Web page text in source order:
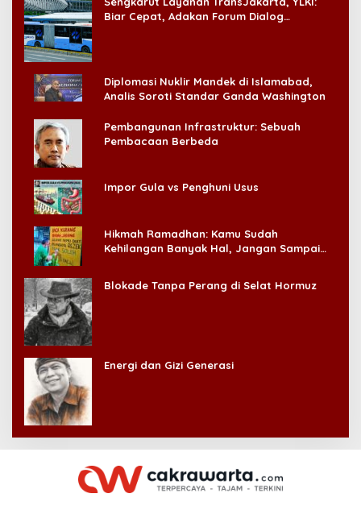
Biar Cepat, Adakan Forum Dialog
Diplomasi Nuklir Mandek di Islamabad,
Analis Soroti Standar Ganda Washington
Pembangunan Infrastruktur: Sebuah
Pembacaan Berbeda
Impor Gula vs Penghuni Usus
Hikmah Ramadhan: Kamu Sudah
Kehilangan Banyak Hal, Jangan Sampai
Blokade Tanpa Perang di Selat Hormuz
Energi dan Gizi Generasi